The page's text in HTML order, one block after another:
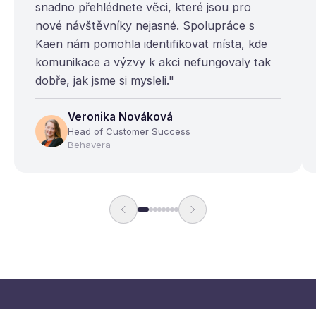
snadno přehlédnete věci, které jsou pro
nové návštěvníky nejasné. Spolupráce s
Kaen nám pomohla identifikovat místa, kde
komunikace a výzvy k akci nefungovaly tak
dobře, jak jsme si mysleli."
Veronika Nováková
Head of Customer Success
Behavera